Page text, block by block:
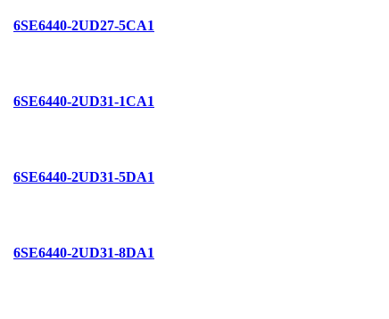
6SE6440-2UD27-5CA1
6SE6440-2UD31-1CA1
6SE6440-2UD31-5DA1
6SE6440-2UD31-8DA1